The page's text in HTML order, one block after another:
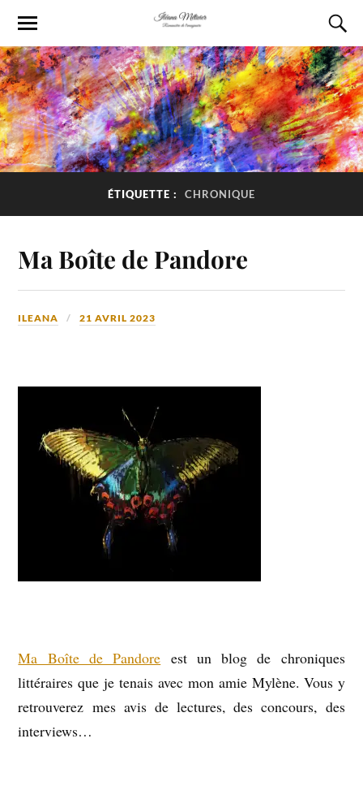
ÉTIQUETTE : CHRONIQUE
Ma Boîte de Pandore
ILEANA 21 AVRIL 2023
Ma Boîte de Pandore est un blog de chroniques
littéraires que je tenais avec mon amie Mylène. Vous y
retrouverez mes avis de lectures, des concours, des
interviews…